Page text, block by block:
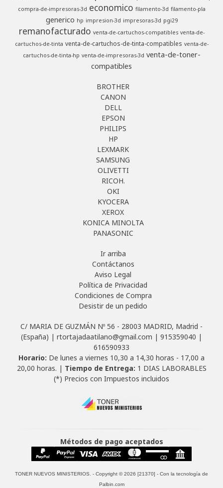
compra-de-impresoras-3d economico filamento-3d filamento-pla
generico hp impresion-3d impresoras-3d pgi29
remanofacturado venta-de-cartuchos-compatibles venta-de-
cartuchos-de-tinta venta-de-cartuchos-de-tinta-compatibles venta-de-
cartuchos-de-tinta-hp venta-de-impresoras-3d venta-de-toner-
compatibles
BROTHER
CANON
DELL
EPSON
PHILIPS
HP
LEXMARK
SAMSUNG
OLIVETTI
RICOH.
OKI
KYOCERA
XEROX
KONICA MINOLTA
PANASONIC
Ir arriba
Contáctanos
Aviso Legal
Política de Privacidad
Condiciones de Compra
Desistir de un pedido
C/ MARIA DE GUZMÁN Nº 56 - 28003 MADRID, Madrid -
(España) | rtortajadaatilano@gmail.com | 915359040 |
616590933
Horario: De lunes a viernes 10,30 a 14,30 horas - 17,00 a
20,00 horas. | Tiempo de Entrega: 1 DIAS LABORABLES
(*) Precios con Impuestos incluidos
Métodos de pago aceptados
TONER NUEVOS MINISTERIOS. - Copyright © 2026 [21370] - Con la tecnología de
Palbin.com